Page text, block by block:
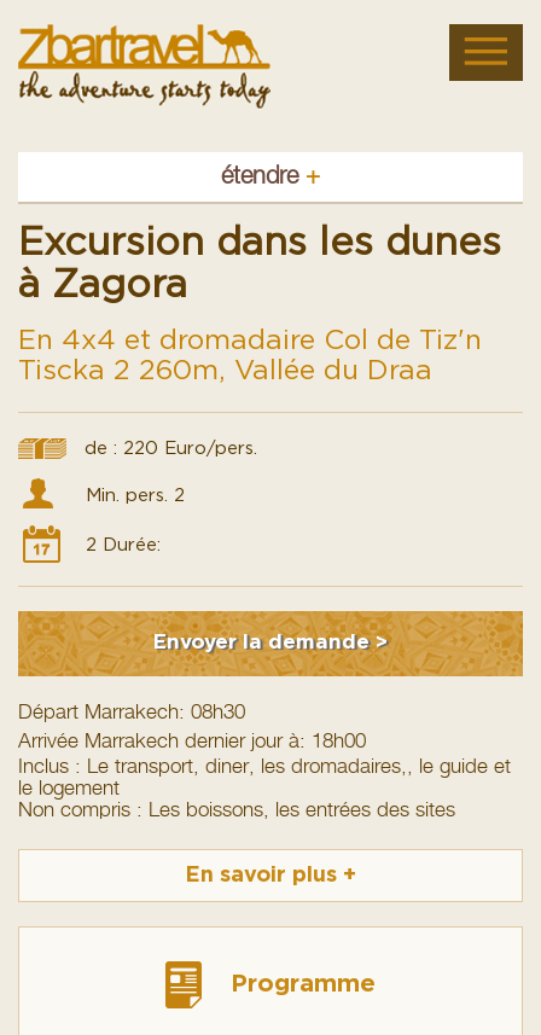
étendre +
Excursion dans les dunes
à Zagora
En 4x4 et dromadaire Col de Tiz'n
Tiscka 2 260m, Vallée du Draa
de : 220 Euro/pers.
Min. pers. 2
2 Durée:
Envoyer la demande >
Départ Marrakech: 08h30
Arrivée Marrakech dernier jour à: 18h00
Inclus : Le transport, diner, les dromadaires,, le guide et
le logement
Non compris : Les boissons, les entrées des sites
En savoir plus +
Programme